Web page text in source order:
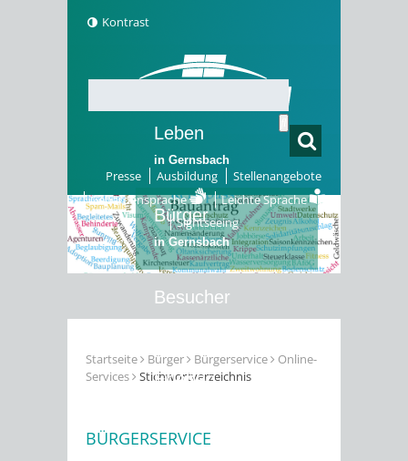
Kontrast
Presse Ausbildung
Stellenangebote
Gebärdensprache
Leichte Sprache
Sightseeing
Leben
in Gernsbach
Bürger
in Gernsbach
Besucher
Erleben
Startseite Bürger Bürgerservice
Online-
Services
Stichwortverzeichnis
BÜRGERSERVICE